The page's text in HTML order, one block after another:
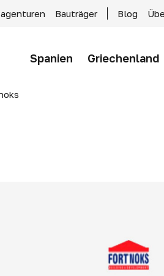
Bauträger Blog
Spanien Griechenland